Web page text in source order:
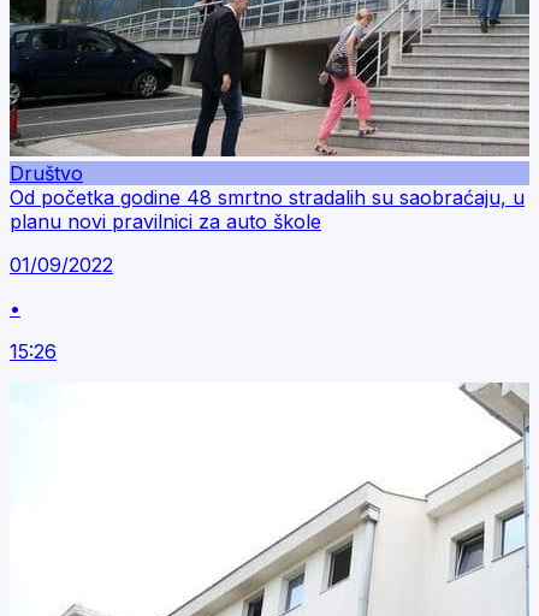
Društvo
Od početka godine 48 smrtno stradalih su saobraćaju, u
planu novi pravilnici za auto škole
01/09/2022
•
15:26